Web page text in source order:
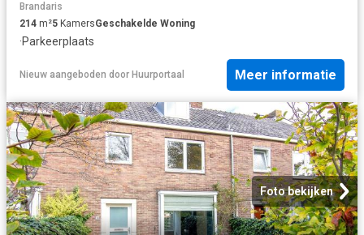
Brandaris
214 m²5 KamersGeschakelde Woning
·Parkeerplaats
Nieuw aangeboden door Huurportaal Meer informatie
Foto bekijken